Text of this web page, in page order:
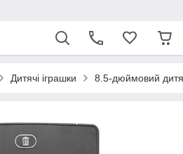
Дитячі іграшки 8.5-дюймовий